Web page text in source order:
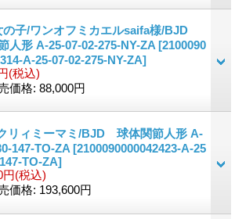
の子/ワンオフミカエルsaifa様/BJD
人形 A-25-07-02-275-NY-ZA [2100090
A-25-07-02-275-NY-ZA]
(税込)
価格: 88,000円
リィミーマミ/BJD 球体関節人形 A-
147-TO-ZA [2100090000042423-A-25
TO-ZA]
円(税込)
価格: 193,600円